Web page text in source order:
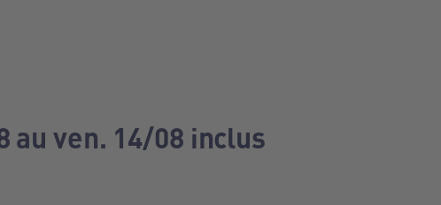
au ven. 14/08 inclus